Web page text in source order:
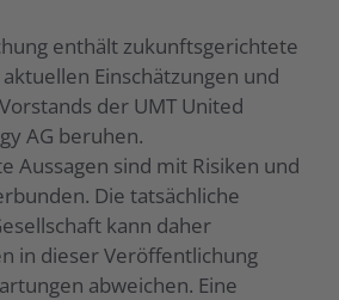
enthält zukunftsgerichtete
Einschätzungen und
der UMT United
AG beruhen.
Aussagen sind mit Risiken und
Die tatsächliche
kann daher
in dieser Veröffentlichung
abweichen. Eine